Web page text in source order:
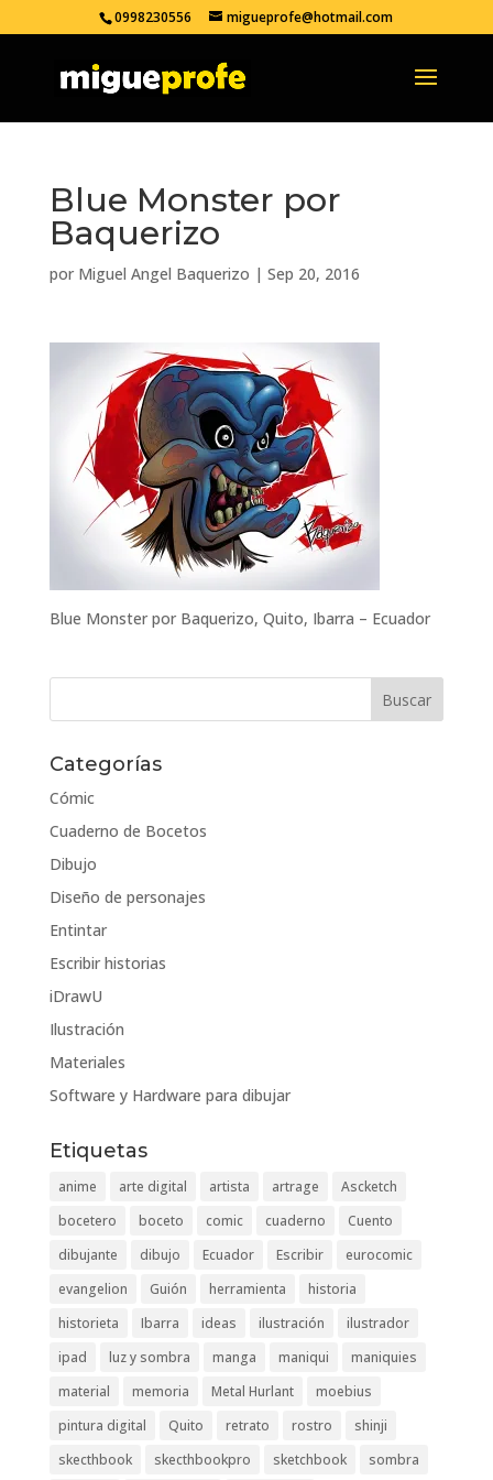
0998230556 migueprofe@hotmail.com
Blue Monster por
Baquerizo
por Miguel Angel Baquerizo | Sep 20, 2016
Blue Monster por Baquerizo, Quito, Ibarra – Ecuador
Categorías
Cómic
Cuaderno de Bocetos
Dibujo
Diseño de personajes
Entintar
Escribir historias
iDrawU
Ilustración
Materiales
Software y Hardware para dibujar
Etiquetas
anime arte digital artista artrage
Ascketch
bocetero
boceto comic cuaderno
Cuento
dibujante
dibujo Ecuador Escribir
eurocomic
evangelion
Guión herramienta
historia
historieta
Ibarra ideas ilustración
ilustrador
ipad
luz y sombra manga maniqui
maniquies
material
memoria Metal Hurlant
moebius
pintura digital
Quito retrato rostro
shinji
skecthbook
skecthbookpro sketchbook sombra